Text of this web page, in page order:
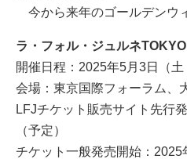
今から来年のゴールデンウ
ラ・フォル・ジュルネ
開催日程：2025年5月3日（土
会場：東京国際フォーラム、
LFJチケット販売サイト先行
（予定）
チケット一般発売開始：2025